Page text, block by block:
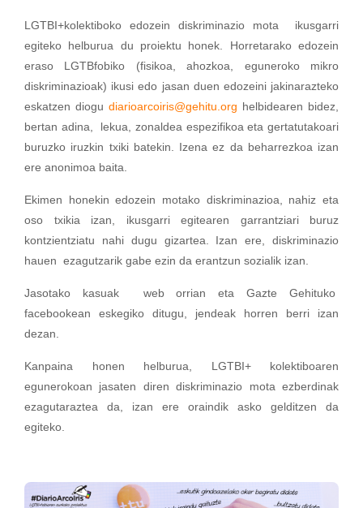
LGTBI+kolektiboko edozein diskriminazio mota ikusgarri
egiteko helburua du proiektu honek. Horretarako edozein
eraso LGTBfobiko (fisikoa, ahozkoa, eguneroko mikro
diskriminazioak) ikusi edo jasan duen edozeini jakinarazteko
eskatzen diogu diarioarcoiris@gehitu.org helbidearen bidez,
bertan adina, lekua, zonaldea espezifikoa eta gertatutakoari
buruzko iruzkin txiki batekin. Izena ez da beharrezkoa izan
ere anonimoa baita.
Ekimen honekin edozein motako diskriminazioa, nahiz eta
oso txikia izan, ikusgarri egitearen garrantziari buruz
kontzientziatu nahi dugu gizartea. Izan ere, diskriminazio
hauen ezagutzarik gabe ezin da erantzun sozialik izan.
Jasotako kasuak web orrian eta Gazte Gehituko
facebookean eskegiko ditugu, jendeak horren berri izan
dezan.
Kanpaina honen helburua, LGTBI+ kolektiboaren
egunerokoan jasaten diren diskriminazio mota ezberdinak
ezagutaraztea da, izan ere oraindik asko gelditzen da
egiteko.